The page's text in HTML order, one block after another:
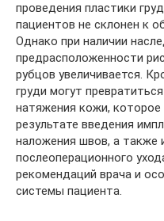
проведения пластики
пациентов не склонен к
Однако при наличии
предрасположенности
рубцов увеличивается.
груди могут
натяжения кожи, которое
результате введения
наложения швов, а также
послеоперационного
рекомендаций врача и
системы пациента.